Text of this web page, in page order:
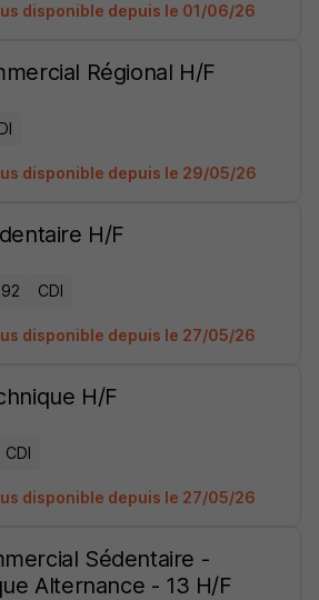
disponible depuis le 01/06/26
Régional H/F
disponible depuis le 29/05/26
H/F
CDI
disponible depuis le 27/05/26
H/F
CDI
disponible depuis le 27/05/26
Sédentaire -
Alternance - 13 H/F